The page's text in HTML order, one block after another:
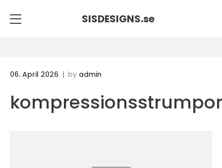
SISDESIGNS.se
06. April 2026 by admin
kompressionsstrumpor